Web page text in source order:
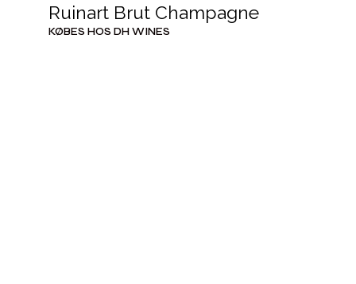
Ruinart Brut Champagne
KØBES HOS DH WINES